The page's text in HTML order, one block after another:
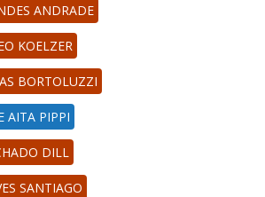
ANDRADE
KOELZER
BORTOLUZZI
AITA PIPPI
DILL
SANTIAGO